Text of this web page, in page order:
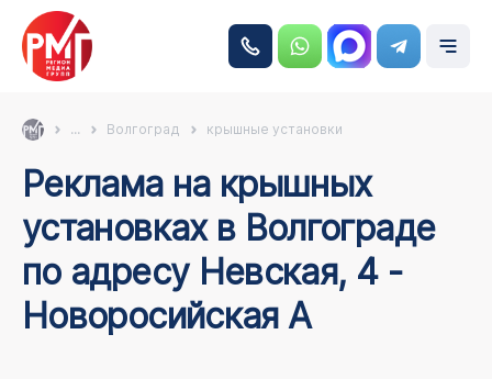
... Волгоград крышные установки
Реклама на крышных
установках в Волгограде
по адресу Невская, 4 -
Новоросийская А